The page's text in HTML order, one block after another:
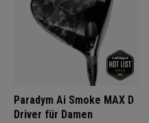
Paradym Ai Smoke MAX D
Driver für Damen